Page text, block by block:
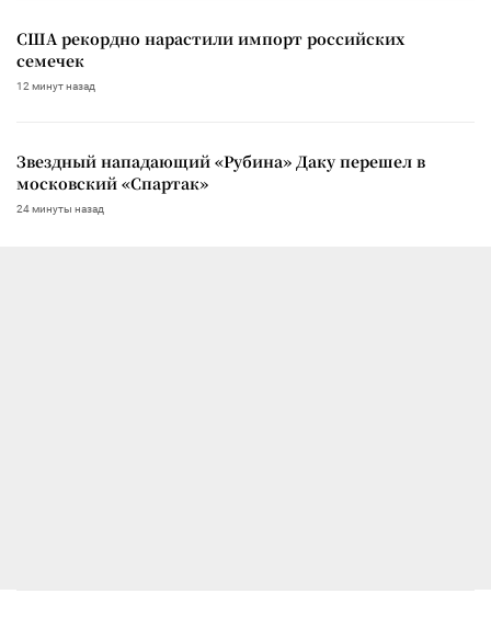
США рекордно нарастили импорт российских
семечек
12 минут назад
Звездный нападающий «Рубина» Даку перешел в
московский «Спартак»
24 минуты назад